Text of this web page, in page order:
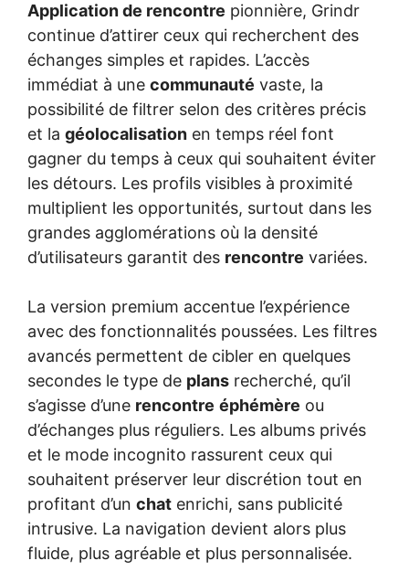
Application de rencontre pionnière, Grindr
continue d’attirer ceux qui recherchent des
échanges simples et rapides. L’accès
immédiat à une communauté vaste, la
possibilité de filtrer selon des critères précis
et la géolocalisation en temps réel font
gagner du temps à ceux qui souhaitent éviter
les détours. Les profils visibles à proximité
multiplient les opportunités, surtout dans les
grandes agglomérations où la densité
d’utilisateurs garantit des rencontre variées.
La version premium accentue l’expérience
avec des fonctionnalités poussées. Les filtres
avancés permettent de cibler en quelques
secondes le type de plans recherché, qu’il
s’agisse d’une rencontre éphémère ou
d’échanges plus réguliers. Les albums privés
et le mode incognito rassurent ceux qui
souhaitent préserver leur discrétion tout en
profitant d’un chat enrichi, sans publicité
intrusive. La navigation devient alors plus
fluide, plus agréable et plus personnalisée.